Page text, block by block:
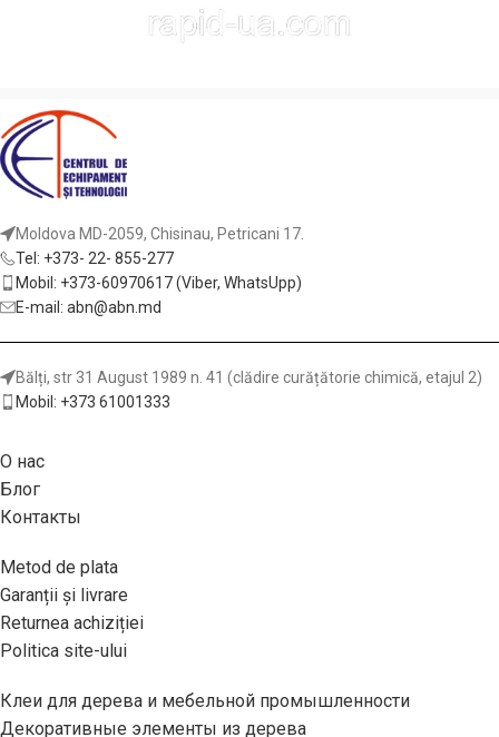
высоким качеством кромки.
Подходящее оборудование:
аккумуляторные, ручные и
торцовочные пилы.
материалы:твёрдая и мягкая
древесина, фанера,
ламинированные и
облицованные панели.
и точная заточка гарантируют
ручные, аккумуляторные и
форматно-раскроечные
Обрабатываемые
материалы:твёрдые и мягкие
Moldova MD-2059, Chisinau, Petricani 17.
Tel: +373- 22- 855-277
Mobil: +373-60970617 (Viber, WhatsUpp)
E-mail: abn@abn.md
Bălți, str 31 August 1989 n. 41 (clădire curățătorie chimică, etajul 2)
Mobil: +373 61001333
О нас
Блог
Контакты
Metod de plata
Garanții și livrare
Returnea achiziției
Politica site-ului
Клеи для дерева и мебельной промышленности
Декоративные элементы из дерева